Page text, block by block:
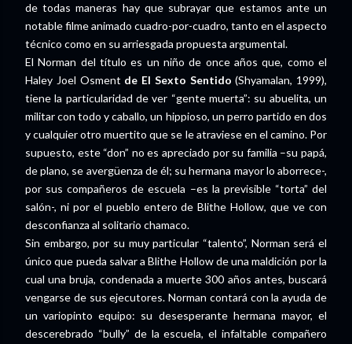
de todas maneras hay que subrayar que estamos ante un
notable filme animado cuadro-por-cuadro, tanto en el aspecto
técnico como en su arriesgada propuesta argumental.
El Norman del título es un niño de once años que, como el
Haley Joel Osment de El Sexto Sentido (Shyamalan, 1999),
tiene la particularidad de ver “gente muerta”: su abuelita, un
militar con todo y caballo, un hippioso, un perro partido en dos
y cualquier otro muertito que se le atraviese en el camino. Por
supuesto, este “don” no es apreciado por su familia –su papá,
de plano, se avergüenza de él; su hermana mayor lo aborrece-,
por sus compañeros de escuela –es la previsible “torta” del
salón-, ni por el pueblo entero de Blithe Hollow, que ve con
desconfianza al solitario chamaco.
Sin embargo, por su muy particular “talento”, Norman será el
único que pueda salvar a Blithe Hollow de una maldición por la
cual una bruja, condenada a muerte 300 años antes, buscará
vengarse de sus ejecutores. Norman contará con la ayuda de
un variopinto equipo: su desesperante hermana mayor, el
descerebrado “bully” de la escuela, el infaltable compañero